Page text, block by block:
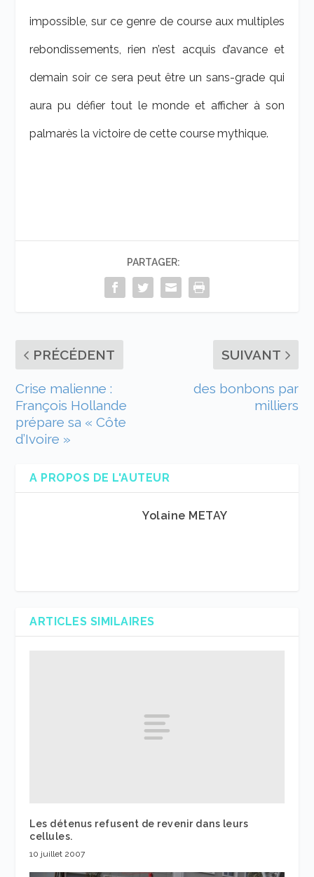
impossible, sur ce genre de course aux multiples
rebondissements, rien n’est acquis d’avance et
demain soir ce sera peut être un sans-grade qui
aura pu défier tout le monde et afficher à son
palmarès la victoire de cette course mythique.
PARTAGER:
PRÉCÉDENT
Crise malienne :
François Hollande
prépare sa « Côte
d’Ivoire »
SUIVANT
des bonbons par
milliers
A PROPOS DE L'AUTEUR
Yolaine METAY
ARTICLES SIMILAIRES
Les détenus refusent de revenir dans leurs
cellules.
10 juillet 2007